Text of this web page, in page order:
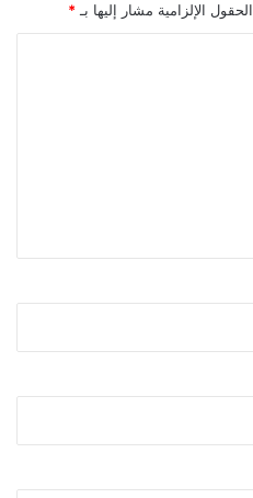
الحقول الإلزامية مشار إليها بـ *